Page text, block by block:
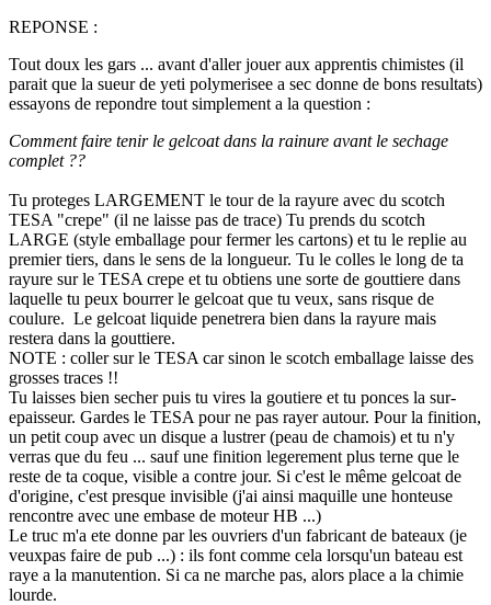
REPONSE :
Tout doux les gars ... avant d'aller jouer aux apprentis chimistes (il
parait que la sueur de yeti polymerisee a sec donne de bons resultats)
essayons de repondre tout simplement a la question :
Comment faire tenir le gelcoat dans la rainure avant le sechage
complet ??
Tu proteges LARGEMENT le tour de la rayure avec du scotch
TESA "crepe" (il ne laisse pas de trace) Tu prends du scotch
LARGE (style emballage pour fermer les cartons) et tu le replie au
premier tiers, dans le sens de la longueur. Tu le colles le long de ta
rayure sur le TESA crepe et tu obtiens une sorte de gouttiere dans
laquelle tu peux bourrer le gelcoat que tu veux, sans risque de
coulure. Le gelcoat liquide penetrera bien dans la rayure mais
restera dans la gouttiere.
NOTE : coller sur le TESA car sinon le scotch emballage laisse des
grosses traces !!
Tu laisses bien secher puis tu vires la goutiere et tu ponces la sur-
epaisseur. Gardes le TESA pour ne pas rayer autour. Pour la finition,
un petit coup avec un disque a lustrer (peau de chamois) et tu n'y
verras que du feu ... sauf une finition legerement plus terne que le
reste de ta coque, visible a contre jour. Si c'est le même gelcoat de
d'origine, c'est presque invisible (j'ai ainsi maquille une honteuse
rencontre avec une embase de moteur HB ...)
Le truc m'a ete donne par les ouvriers d'un fabricant de bateaux (je
veuxpas faire de pub ...) : ils font comme cela lorsqu'un bateau est
raye a la manutention. Si ca ne marche pas, alors place a la chimie
lourde.